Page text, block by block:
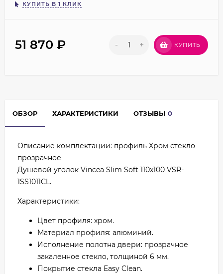
КУПИТЬ В 1 КЛИК
51 870 ₽ - + КУПИТЬ
ОБЗОР ХАРАКТЕРИСТИКИ ОТЗЫВЫ 0
Описание комплектации: профиль Хром стекло
прозрачное
Душевой уголок Vincea Slim Soft 110x100 VSR-
1SS1011CL.
Характеристики:
Цвет профиля: хром.
Материал профиля: алюминий.
Исполнение полотна двери: прозрачное
закаленное стекло, толщиной 6 мм.
Покрытие стекла Easy Clean.